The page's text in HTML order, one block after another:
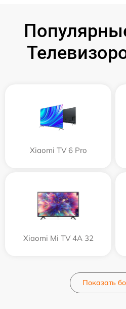
Xiaomi TV 6 Pro
Xiaomi Mi TV 4A 32
Показать